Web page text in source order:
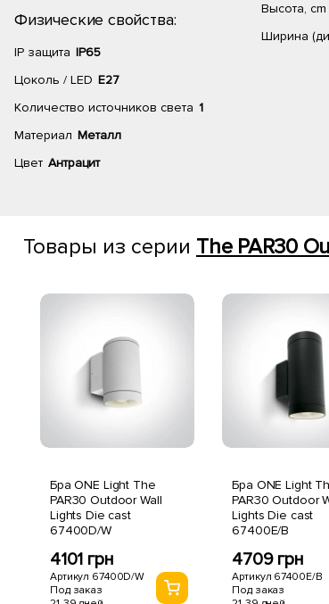
Физические свойства:
IP защита IP65
Цоколь / LED E27
Количество источников света 1
Материал Металл
Цвет Антрацит
Высота, cm
Ширина
Товары из серии The PAR30
Бра ONE Light The
PAR30 Outdoor Wall
Lights Die cast
67400D/W
4101 грн
Артикул 67400D/W
Под заказ
Бра ONE Light
PAR30 Outdoor
Lights Die cast
67400E/B
4709 грн
Артикул 67400E/B
Под заказ